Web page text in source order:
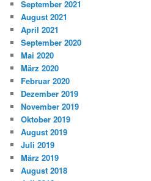
September 2021
August 2021
April 2021
September 2020
Mai 2020
März 2020
Februar 2020
Dezember 2019
November 2019
Oktober 2019
August 2019
Juli 2019
März 2019
August 2018